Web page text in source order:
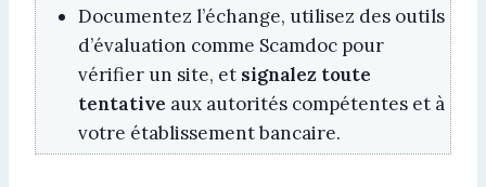
Documentez l’échange, utilisez des outils
d’évaluation comme Scamdoc pour
vérifier un site, et signalez toute
tentative aux autorités compétentes et à
votre établissement bancaire.